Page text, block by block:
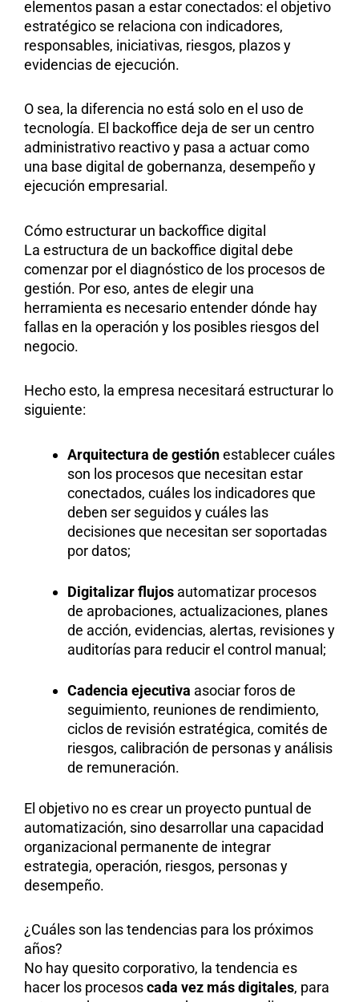
elementos pasan a estar conectados: el objetivo
estratégico se relaciona con indicadores,
responsables, iniciativas, riesgos, plazos y
evidencias de ejecución.
O sea, la diferencia no está solo en el uso de
tecnología. El backoffice deja de ser un centro
administrativo reactivo y pasa a actuar como
una base digital de gobernanza, desempeño y
ejecución empresarial.
Cómo estructurar un backoffice digital
La estructura de un backoffice digital debe
comenzar por el diagnóstico de los procesos de
gestión. Por eso, antes de elegir una
herramienta es necesario entender dónde hay
fallas en la operación y los posibles riesgos del
negocio.
Hecho esto, la empresa necesitará estructurar lo
siguiente:
Arquitectura de gestiónestablecer cuáles
son los procesos que necesitan estar
conectados, cuáles los indicadores que
deben ser seguidos y cuáles las
decisiones que necesitan ser soportadas
por datos;
Digitalizar flujos automatizar procesos
de aprobaciones, actualizaciones, planes
de acción, evidencias, alertas, revisiones y
auditorías para reducir el control manual;
Cadencia ejecutiva asociar foros de
seguimiento, reuniones de rendimiento,
ciclos de revisión estratégica, comités de
riesgos, calibración de personas y análisis
de remuneración.
El objetivo no es crear un proyecto puntual de
automatización, sino desarrollar una capacidad
organizacional permanente de integrar
estrategia, operación, riesgos, personas y
desempeño.
¿Cuáles son las tendencias para los próximos
años?
No hay quesito corporativo, la tendencia es
hacer los procesoscada vez más digitales, para